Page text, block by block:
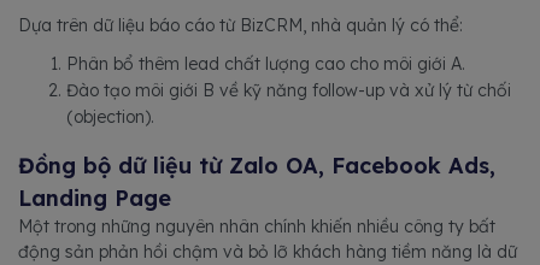
Dựa trên dữ liệu báo cáo từ BizCRM, nhà quản lý có thể:
Phân bổ thêm lead chất lượng cao cho môi giới A.
Đào tạo môi giới B về kỹ năng follow-up và xử lý từ chối
(objection).
Đồng bộ dữ liệu từ Zalo OA, Facebook Ads,
Landing Page
Một trong những nguyên nhân chính khiến nhiều công ty bất
động sản phản hồi chậm và bỏ lỡ khách hàng tiềm năng là dữ